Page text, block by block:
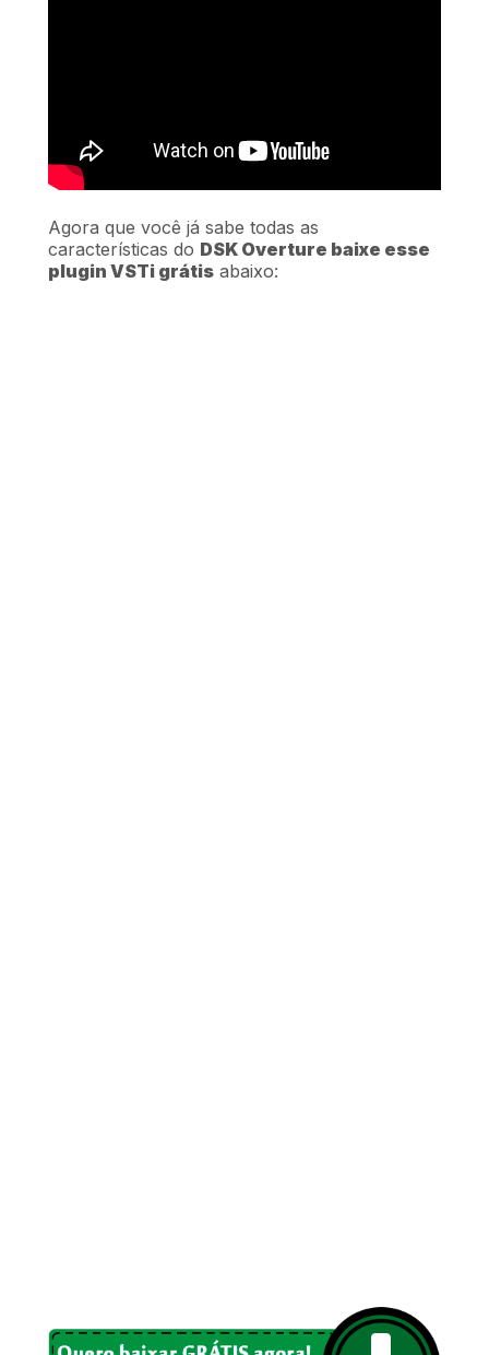
Agora que você já sabe todas as
características do DSK Overture baixe esse
plugin VSTi grátis abaixo: